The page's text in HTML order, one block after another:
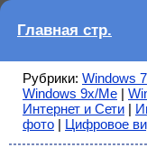
Главная стр.
Рубрики: Windows 7
Windows 9x/Me |
Интернет и Сети |
фото | Цифровое